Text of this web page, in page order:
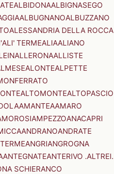
ALBIDONAALBIGNASEGO
ALBUGNANOALBUZZANO
ALESSANDRIA DELLA ROCCA
ALI' TERMEALIAALIANO
ALLERONAALLISTE
ALONTEALPETTE
ALTOMONTEALTOPASCIO
AMANTEAAMARO
AMPEZZOANACAPRI
ANDRANOANDRATE
ANGRIANGROGNA
ANTEGNATEANTERIVO .ALTREI.
SCHIERANCO